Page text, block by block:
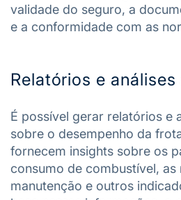
validade do seguro, a
e a conformidade com as
Relatórios e
É possível gerar relatórios e
sobre o desempenho da
fornecem insights sobre os
consumo de combustível, as
manutenção e outros